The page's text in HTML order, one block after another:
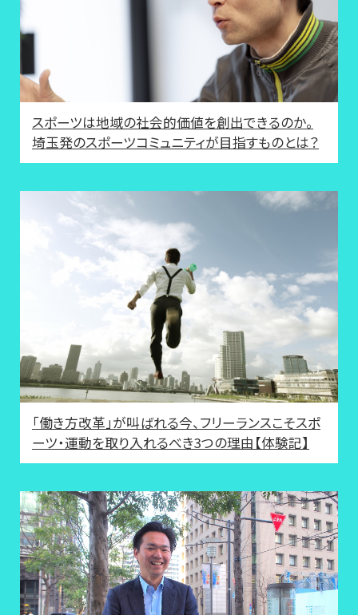
スポーツは地域の社会的価値を創出できるのか。
埼玉発のスポーツコミュニティが目指すものとは？
「働き方改革」が叫ばれる今、フリーランスこそスポ
ーツ・運動を取り入れるべき3つの理由【体験記】